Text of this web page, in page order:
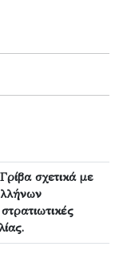
σχετικά με